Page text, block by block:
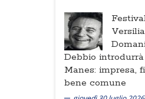
Debbio
Manes: impresa,
bene comune